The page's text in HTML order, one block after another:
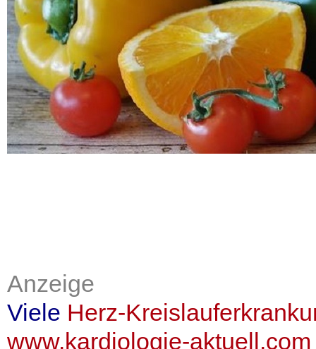
Anzeige
Viele Herz-
www.kardiologie-aktuell.com